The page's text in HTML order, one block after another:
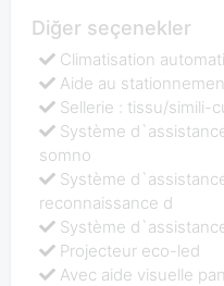
Diğer seçenekler
Climatisation
Aide au
Sellerie : tissu/simili-
Système
somno
Système
reconnaissance d
Système
Projecteur eco-led
Avec aide visuelle